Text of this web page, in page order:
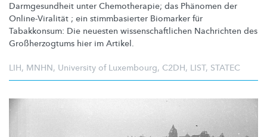
Darmgesundheit unter Chemotherapie; das Phänomen der
Online-Viralität ; ein stimmbasierter Biomarker für
Tabakkonsum: Die neuesten wissenschaftlichen Nachrichten des
Großherzogtums hier im Artikel.
LIH, MNHN, University of Luxembourg, C2DH, LIST, STATEC